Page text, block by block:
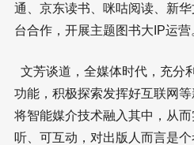
通、京东读书、咪咕阅读、新
台合作，开展主题图书大IP运营
文芳谈道，全媒体时代，充分
功能，积极探索发挥好互联网
将智能媒介技术融入其中，从
听、可互动，对出版人而言是个